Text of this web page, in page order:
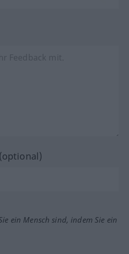
ein Mensch sind, indem Sie ein